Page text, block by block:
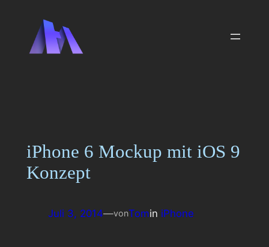
springen
iPhone 6 Mockup mit iOS 9
Konzept
Juli 3, 2014—vonTomin iPhone